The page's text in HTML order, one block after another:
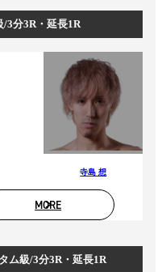
3分3R・延長1R
寺島 想
MORE
ム級/3分3R・延長1R